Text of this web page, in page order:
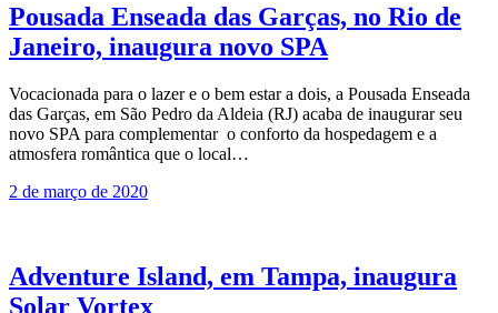
Pousada Enseada das Garças, no Rio de
Janeiro, inaugura novo SPA
Vocacionada para o lazer e o bem estar a dois, a Pousada Enseada
das Garças, em São Pedro da Aldeia (RJ) acaba de inaugurar seu
novo SPA para complementar o conforto da hospedagem e a
atmosfera romântica que o local…
2 de março de 2020
Adventure Island, em Tampa, inaugura
Solar Vortex